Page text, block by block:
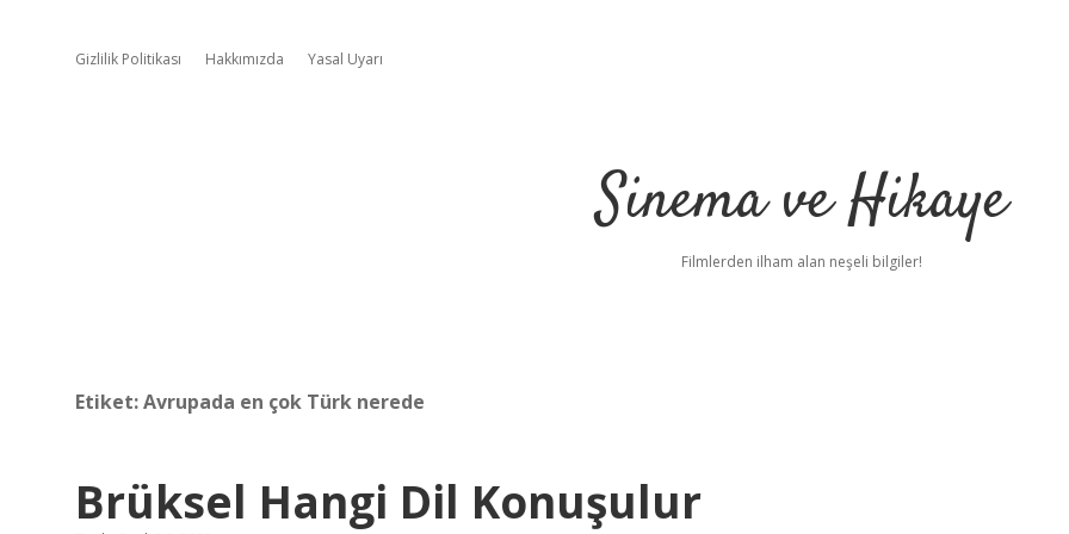
Gizlilik Politikası Hakkımızda Yasal Uyarı
Sinema ve Hikaye
Filmlerden ilham alan neşeli bilgiler!
Etiket:Avrupada en çok Türk nerede
Brüksel Hangi Dil Konuşulur